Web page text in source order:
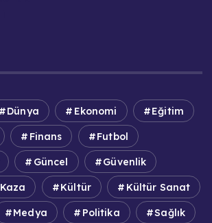
Dünya Ekonomi Eğitim
Finans Futbol
Güncel Güvenlik
Kaza Kültür Kültür Sanat
Medya Politika Sağlık